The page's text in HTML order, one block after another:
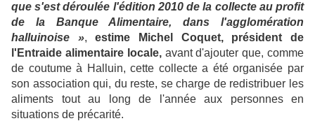
que s'est déroulée l'édition 2010 de la collecte au profit
de la Banque Alimentaire, dans l'agglomération
halluinoise »,estime Michel Coquet, président de
l'Entraide alimentaire locale,avant d'ajouter que, comme
de coutume à Halluin, cette collecte a été organisée par
son association qui, du reste, se charge de redistribuer les
aliments tout au long de l'année aux personnes en
situations de précarité.